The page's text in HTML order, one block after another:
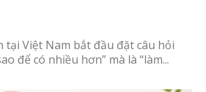
tại Việt Nam bắt đầu đặt câu hỏi
để có nhiều hơn” mà là “làm...